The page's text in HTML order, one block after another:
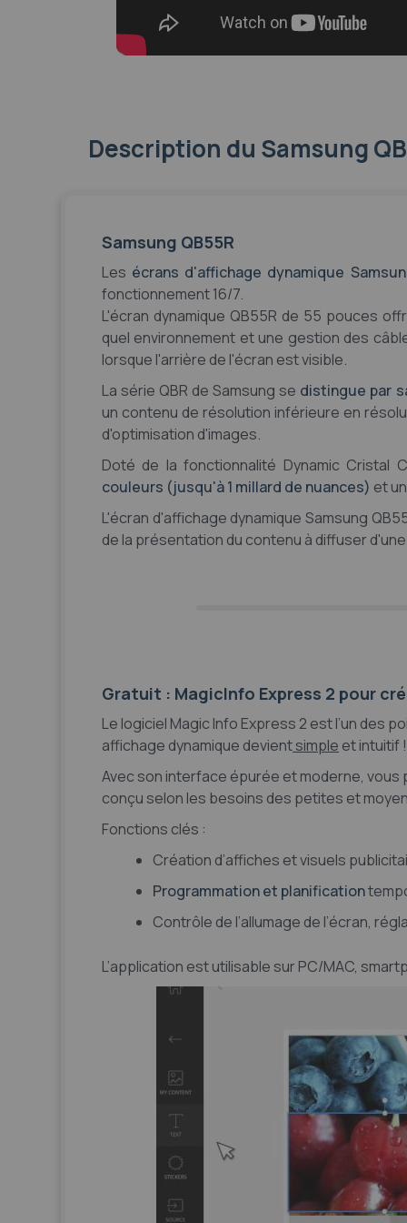
Gamme fabricant
Samsung QB
Description du Samsung
Samsung QB55R
Les écrans d'affichage dynamique
fonctionnement 16/7.
L'écran dynamique QB55R de 55 pouces
quel environnement et une gestion des
lorsque l'arrière de l'écran est visible.
La série QBR de Samsung se distingue par
un contenu de résolution inférieure en
d'optimisation d'images.
Doté de la fonctionnalité Dynamic Cristal
couleurs (jusqu'à 1 millard de nuances) et
L'écran d'affichage dynamique Samsung
de la présentation du contenu à diffuser
Gratuit : MagicInfo Express 2 pour
Le logiciel Magic Info Express 2 est l’un des
affichage dynamique devientsimple et intuitif !
Avec son interface épurée et moderne,
conçu selon les besoins des petites et
Fonctions clés :
Création d’affiches et visuels
Programmation et planification
Contrôle de l’allumage de l’écran,
L’application est utilisable sur PC/MAC,